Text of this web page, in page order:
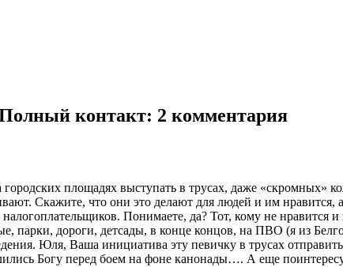
контакт: 2 комментария
площадях выступать в трусах, даже «скромных»
Скажите, что они это делают для людей и им
налогоплательщиков. Понимаете, да? Тот, кому не
парки, дороги, детсады, в конце концов, на ПВО (я из
Юля, Ваша инициатива эту певичку в трусах
Богу перед боем на фоне канонады…. А еще